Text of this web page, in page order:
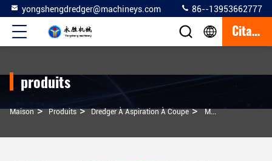
yongshengdredger@machineys.com 86--13953662777
Citation
produits
Maison > Produits > Dredger À Aspiration À Coupe > Moteur Diesel Haute Performance 8 Pouces À 26 Pouces Dredger À Aspiration Pour L'extraction Du Sable De La Mer De L'étang De Rivière